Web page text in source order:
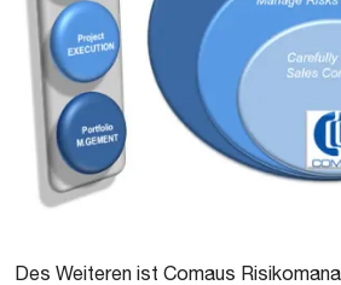
​​Des Weiteren ist Comaus